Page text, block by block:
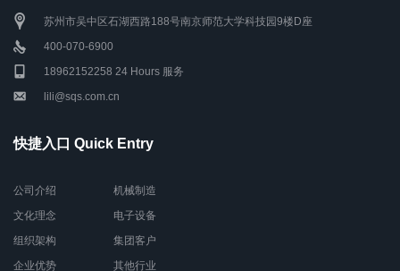
苏州市吴中区石湖西路188号南京师范大学科技园9楼D座
400-070-6900
18962152258 24 Hours 服务
lili@sqs.com.cn
快捷入口 Quick Entry
公司介绍
文化理念
组织架构
企业优势
机械制造
电子设备
集团客户
其他行业